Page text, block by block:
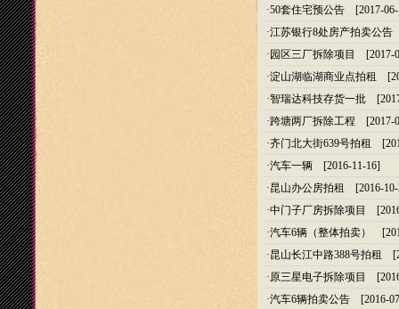
·50套住宅预公告 [2017-
·江苏银行8处房产拍卖公告
· 园区三厂拆除项目
[2017-
·淀山湖临湖商业点拍租
·智瑞达科技存货一批
·跨塘两厂拆除工程 [2017-
·齐门北大街639号拍租
·汽车一辆 [2016-11-16]
·昆山办公房拍租
[2016-
·中门子厂房拆除项目
·汽车6辆（整体拍卖）
·昆山长江中路388号拍租
·原三星电子拆除项目
·汽车6辆拍卖公告 [2016-